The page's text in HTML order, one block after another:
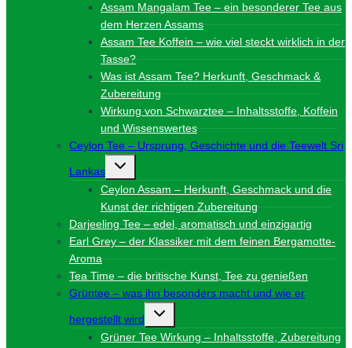
Assam Mangalam Tee – ein besonderer Tee aus
dem Herzen Assams
Assam Tee Koffein – wie viel steckt wirklich in der
Tasse?
Was ist Assam Tee? Herkunft, Geschmack &
Zubereitung
Wirkung von Schwarztee – Inhaltsstoffe, Koffein
und Wissenswertes
Ceylon Tee – Ursprung, Geschichte und die Teewelt Sri
Lankas
Untermenü
Ceylon Assam – Herkunft, Geschmack und die
Kunst der richtigen Zubereitung
Darjeeling Tee – edel, aromatisch und einzigartig
Earl Grey – der Klassiker mit dem feinen Bergamotte-
Aroma
Tea Time – die britische Kunst, Tee zu genießen
Grüntee – was ihn besonders macht und wie er
hergestellt wird
Untermenü
Grüner Tee Wirkung – Inhaltsstoffe, Zubereitung